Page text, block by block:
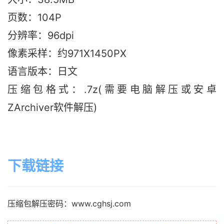
页数：104P
分辨率：96dpi
像素采样：约971X1450PX
语言版本：日文
压缩包格式：.7z(需要电脑解压或安卓
ZArchiver软件解压)
下载链接
压缩包解压密码：www.cghsj.com